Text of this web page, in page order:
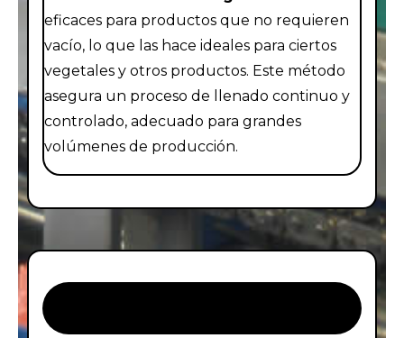
eficaces para productos que no requieren
vacío, lo que las hace ideales para ciertos
vegetales y otros productos. Este método
asegura un proceso de llenado continuo y
controlado, adecuado para grandes
volúmenes de producción.